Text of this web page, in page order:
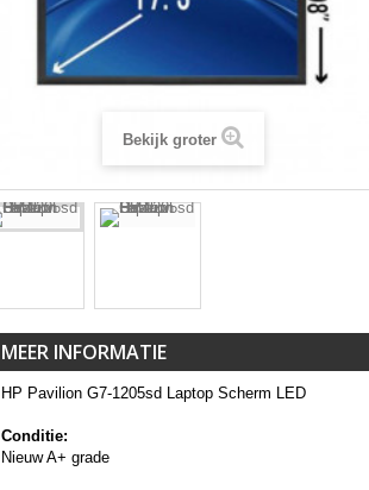
Bekijk groter
MEER INFORMATIE
HP Pavilion G7-1205sd Laptop Scherm LED
Conditie:
Nieuw A+ grade